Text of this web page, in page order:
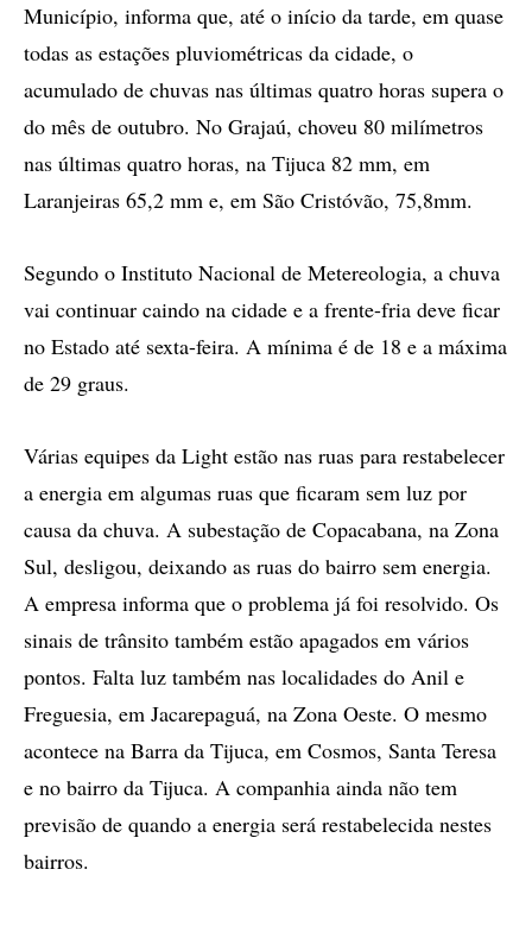
Município, informa que, até o início da tarde, em quase
todas as estações pluviométricas da cidade, o
acumulado de chuvas nas últimas quatro horas supera o
do mês de outubro. No Grajaú, choveu 80 milímetros
nas últimas quatro horas, na Tijuca 82 mm, em
Laranjeiras 65,2 mm e, em São Cristóvão, 75,8mm.
Segundo o Instituto Nacional de Metereologia, a chuva
vai continuar caindo na cidade e a frente-fria deve ficar
no Estado até sexta-feira. A mínima é de 18 e a máxima
de 29 graus.
Várias equipes da Light estão nas ruas para restabelecer
a energia em algumas ruas que ficaram sem luz por
causa da chuva. A subestação de Copacabana, na Zona
Sul, desligou, deixando as ruas do bairro sem energia.
A empresa informa que o problema já foi resolvido. Os
sinais de trânsito também estão apagados em vários
pontos. Falta luz também nas localidades do Anil e
Freguesia, em Jacarepaguá, na Zona Oeste. O mesmo
acontece na Barra da Tijuca, em Cosmos, Santa Teresa
e no bairro da Tijuca. A companhia ainda não tem
previsão de quando a energia será restabelecida nestes
bairros.